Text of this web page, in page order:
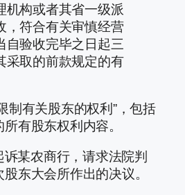
机构或者其省一级派
，符合有关审慎经营
自验收完毕之日起三
采取的前款规定的有
制有关股东的权利”，包括
有股东权利内容。
某农商行，请求法院判
东大会所作出的决议。